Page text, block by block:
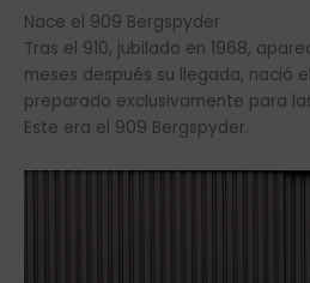
Nace el 909 Bergspyder
Tras el 910, jubilado en 1968,
meses después su llegada, nació
preparado exclusivamente para
Este era el 909 Bergspyder.